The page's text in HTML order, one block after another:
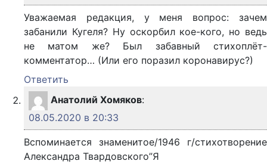
Уважаемая редакция, у меня вопрос: зачем
забанили Кугеля? Ну оскорбил кое-кого, но ведь
не матом же? Был забавный стихоплёт-
комментатор… (Или его поразил коронавирус?)
Ответить
Анатолий Хомяков:
08.05.2020 в 20:33
Вспоминается знаменитое/1946 г/стихотворение
Александра Твардовского”Я